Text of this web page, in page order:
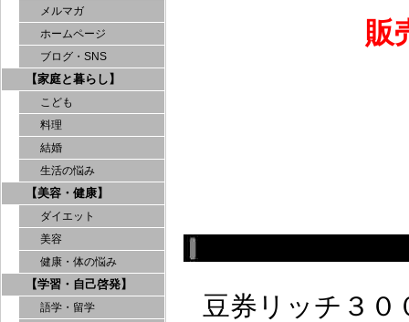
メルマガ
ホームページ
ブログ・SNS
【家庭と暮らし】
こども
料理
結婚
生活の悩み
【美容・健康】
ダイエット
美容
健康・体の悩み
【学習・自己啓発】
語学・留学
販
豆券リッチ３